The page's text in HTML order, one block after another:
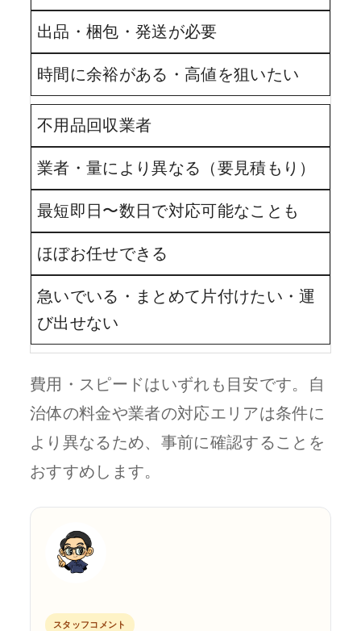
出品・梱包・発送が必要
時間に余裕がある・高値を狙いたい
不用品回収業者
業者・量により異なる（要見積もり）
最短即日〜数日で対応可能なことも
ほぼお任せできる
急いでいる・まとめて片付けたい・運
び出せない
費用・スピードはいずれも目安です。自
治体の料金や業者の対応エリアは条件に
より異なるため、事前に確認することを
おすすめします。
スタッフコメント